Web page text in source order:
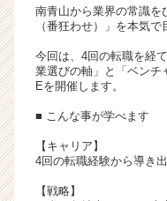
届
就
活
イ
ア
南青山から業界の常識を
（番狂わせ）」を本気で
今回は、4回の転職を経
業選びの軸」と「ベン
Eを開催します。
■ こんな事が学べます
【キャリア】
4回の転職経験から導き
【戦略】